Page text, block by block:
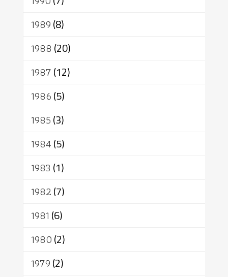
1989(8)
1988 (20)
1987(12)
1986(5)
1985(3)
1984(5)
1983 (1)
1982(7)
1981 (6)
1980(2)
1979(2)